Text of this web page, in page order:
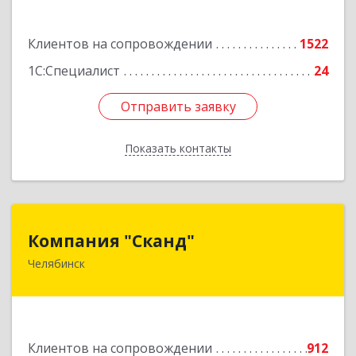
Клиентов на сопровождении
1522
1С:Специалист
24
Отправить заявку
Показать контакты
Отправить заявку
Назад
Компания "Сканд"
Челябинск
Клиентов на сопровождении
912